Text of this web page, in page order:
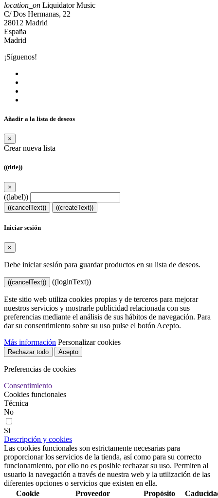
location_on Liquidator Music
C/ Dos Hermanas, 22
28012 Madrid
España
Madrid
¡Síguenos!
Añadir a la lista de deseos
×
Crear nueva lista
((title))
×
((label))
((cancelText)) ((createText))
Iniciar sesión
×
Debe iniciar sesión para guardar productos en su lista de deseos.
((cancelText)) ((loginText))
Este sitio web utiliza cookies propias y de terceros para mejorar
nuestros servicios y mostrarle publicidad relacionada con sus
preferencias mediante el análisis de sus hábitos de navegación. Para
dar su consentimiento sobre su uso pulse el botón Acepto.
Más información Personalizar cookies
Rechazar todo Acepto
Preferencias de cookies
Consentimiento
Cookies funcionales
Técnica
No
Si
Descripción y cookies
Las cookies funcionales son estrictamente necesarias para
proporcionar los servicios de la tienda, así como para su correcto
funcionamiento, por ello no es posible rechazar su uso. Permiten al
usuario la navegación a través de nuestra web y la utilización de las
diferentes opciones o servicios que existen en ella.
Cookie
Proveedor Propósito